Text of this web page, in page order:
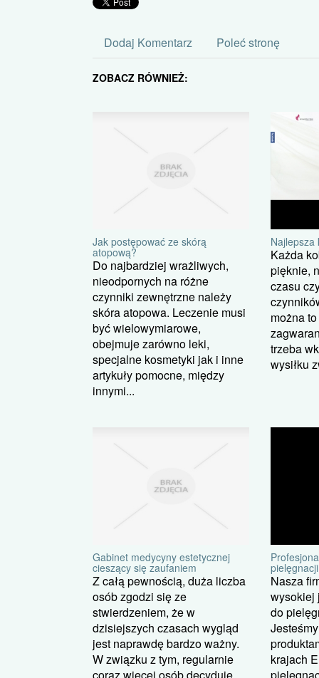
Dodaj Komentarz Poleć stronę
ZOBACZ RÓWNIEŻ:
Jak postępować ze skórą
atopową?
Do najbardziej wrażliwych,
nieodpornych na różne
czynniki zewnętrzne należy
skóra atopowa. Leczenie musi
być wielowymiarowe,
obejmuje zarówno leki,
specjalne kosmetyki jak i inne
artykuły pomocne, między
innymi...
Najlepsza
Każda
pięknie,
czasu
można
trzeba
wysiłku
Gabinet medycyny estetycznej
cieszący się zaufaniem
Z całą pewnością, duża liczba
osób zgodzi się ze
stwierdzeniem, że w
dzisiejszych czasach wygląd
jest naprawdę bardzo ważny.
W związku z tym, regularnie
coraz więcej osób decyduje
pielęgnacji
Nasza
wysokiej
do
krajach